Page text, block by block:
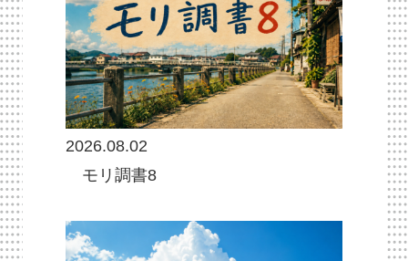
2026.08.02
モリ調書8